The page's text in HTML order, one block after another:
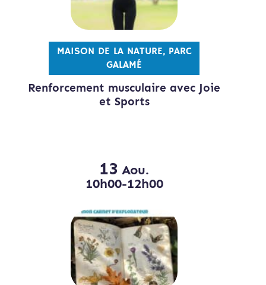
MAISON DE LA NATURE, PARC
GALAMÉ
Renforcement musculaire avec Joie
et Sports
13 Aou.
10h00-12h00